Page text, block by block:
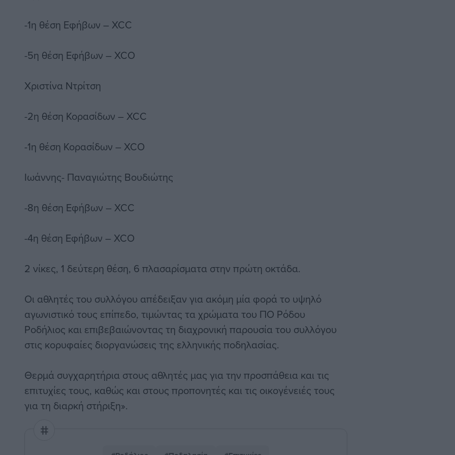
-1η θέση Εφήβων – XCC
-5η θέση Εφήβων – XCO
Χριστίνα Ντρίτση
-2η θέση Κορασίδων – XCC
-1η θέση Κορασίδων – XCO
Ιωάννης- Παναγιώτης Βουδιώτης
-8η θέση Εφήβων – XCC
-4η θέση Εφήβων – XCO
2 νίκες, 1 δεύτερη θέση, 6 πλασαρίσματα στην πρώτη οκτάδα.
Οι αθλητές του συλλόγου απέδειξαν για ακόμη μία φορά το υψηλό
αγωνιστικό τους επίπεδο, τιμώντας τα χρώματα του ΠΟ Ρόδου
Ροδήλιος και επιβεβαιώνοντας τη διαχρονική παρουσία του συλλόγου
στις κορυφαίες διοργανώσεις της ελληνικής ποδηλασίας.
Θερμά συγχαρητήρια στους αθλητές μας για την προσπάθεια και τις
επιτυχίες τους, καθώς και στους προπονητές και τις οικογένειές τους
για τη διαρκή στήριξη».